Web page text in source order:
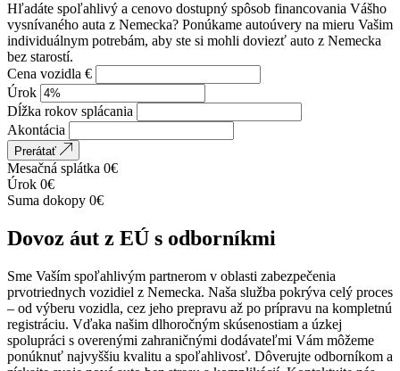
Hľadáte spoľahlivý a cenovo dostupný spôsob financovania Vášho
vysnívaného auta z Nemecka? Ponúkame autoúvery na mieru Vašim
individuálnym potrebám, aby ste si mohli doviezť auto z Nemecka
bez starostí.
Cena vozidla €
Úrok
Dĺžka rokov splácania
Akontácia
Prerátať
Mesačná splátka 0€
Úrok 0€
Suma dokopy 0€
Dovoz áut z EÚ s odborníkmi
Sme Vaším spoľahlivým partnerom v oblasti zabezpečenia
prvotriednych vozidiel z Nemecka. Naša služba pokrýva celý proces
– od výberu vozidla, cez jeho prepravu až po prípravu na kompletnú
registráciu. Vďaka našim dlhoročným skúsenostiam a úzkej
spolupráci s overenými zahraničnými dodávateľmi Vám môžeme
ponúknuť najvyššiu kvalitu a spoľahlivosť. Dôverujte odborníkom a